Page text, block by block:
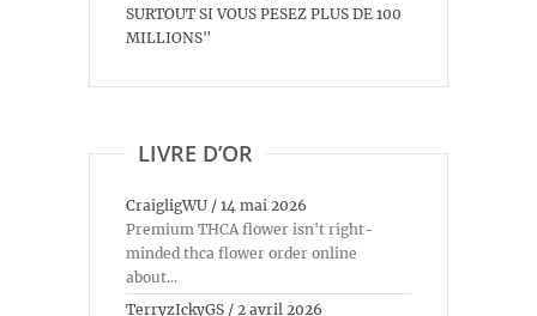
SURTOUT SI VOUS PESEZ PLUS DE 100
MILLIONS"
LIVRE D’OR
CraigligWU / 14 mai 2026
Premium THCA flower isn't right-
minded thca flower order online
about...
TerryzIckyGS / 2 avril 2026